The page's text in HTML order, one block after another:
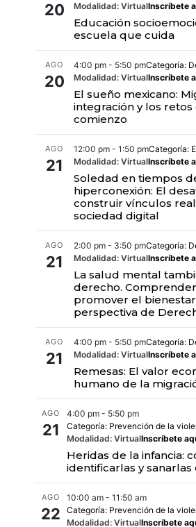
20
Modalidad: VirtualInscríbete
Educación
escuela que cuida
AGO
20
4:00 pm - 5:50 pmCategoría:
Modalidad: VirtualInscríbete
El sueño mexicano:
integración y los
comienzo
AGO
21
12:00 pm - 1:50 pmCategoría:
Modalidad: VirtualInscríbete
Soledad en tiempos
hiperconexión: El
construir vínculos
sociedad digital
AGO
21
2:00 pm - 3:50 pmCategoría:
Modalidad: VirtualInscríbete
La salud mental
derecho.
promover el
perspectiva de
AGO
21
4:00 pm - 5:50 pmCategoría:
Modalidad: VirtualInscríbete
Remesas: El valor
humano de la
AGO
21
4:00 pm - 5:50 pm
Categoría: Prevención de la
Modalidad: VirtualInscríbete
Heridas de la infancia:
identificarlas y
AGO
22
10:00 am - 11:50 am
Categoría: Prevención de la
Modalidad: VirtualInscríbete